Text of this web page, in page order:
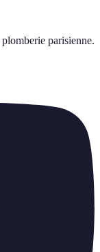
plomberie parisienne.